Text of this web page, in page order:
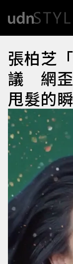
張柏芝
議 網歪
甩髮的